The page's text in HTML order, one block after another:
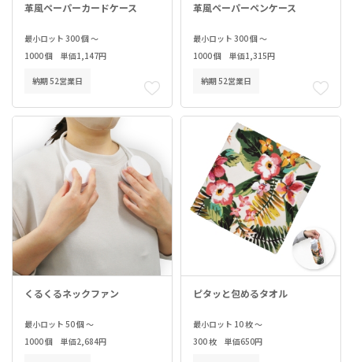
革風ペーパーカードケース
最小ロット 300 個 ～
1000 個 単価1,147円
納期 52営業日
革風ペーパーペンケース
最小ロット 300 個 ～
1000 個 単価1,315円
納期 52営業日
くるくるネックファン
最小ロット 50 個 ～
1000 個 単価2,684円
ピタッと包めるタオル
最小ロット 10 枚 ～
300 枚 単価650円